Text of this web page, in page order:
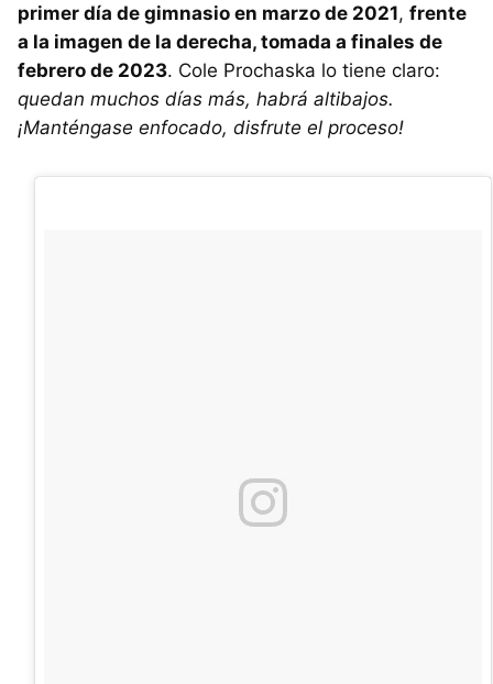
primer día de gimnasio en marzo de 2021, frente
a la imagen de la derecha, tomada a finales de
febrero de 2023. Cole Prochaska lo tiene claro:
quedan muchos días más, habrá altibajos.
¡Manténgase enfocado, disfrute el proceso!